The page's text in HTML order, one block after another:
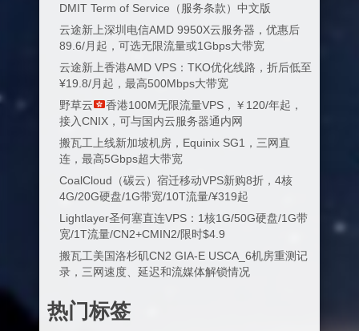
DMIT Term of Service（服务条款）中文版
云途新上深圳电信AMD 9950X云服务器，优惠后
89.6/月起，可选无限流量或1Gbps大带宽
云途新上香港AMD VPS：TKO优化线路，折后低至
¥19.8/月起，最高500Mbps大带宽
野草云
香港100M无限流量VPS，￥120/年起，
接入CNIX，可与国内云服务器通内网
搬瓦工上线新加坡机房，Equinix SG1，三网直
连，最高5Gbps超大带宽
CoalCloud（碳云）宿迁移动VPS新购8折，4核
4G/20G硬盘/1G带宽/10T流量/¥319起
Lightlayer圣何塞直连VPS：1核1G/50G硬盘/1G带
宽/1T流量/CN2+CMIN2/限时$4.9
搬瓦工美国洛杉矶CN2 GIA-E USCA_6机房重测记
录，三网速度、延迟和流媒体解锁情况
热门标签